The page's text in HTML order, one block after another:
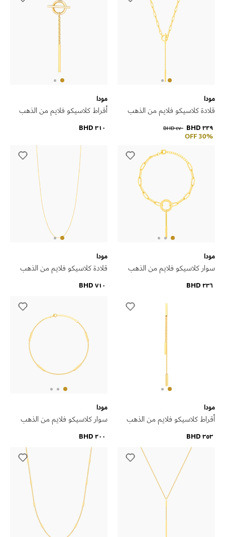
مودا
قلادة كلاسيكو فلايم من الذهب
٣٢٩ BHD ٤٧٠ BHD
30% OFF
مودا
أقراط كلاسيكو فلايم من الذهب
٣١٠ BHD
مودا
سوار كلاسيكو فلايم من الذهب
٢٣٦ BHD
مودا
قلادة كلاسيكو فلايم من الذهب
٧١٠ BHD
مودا
أقراط كلاسيكو فلايم من الذهب
٣٥٣ BHD
مودا
سوار كلاسيكو فلايم من الذهب
٢٠٠ BHD